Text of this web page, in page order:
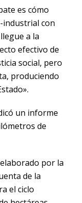
es cómo
con
a la
efectivo de
social, pero
produciendo
un informe
de
por la
de la
el ciclo